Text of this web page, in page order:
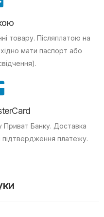
товару. Післяплатою на
мати паспорт або
Приват Банку. Доставка
підтвердження платежу.